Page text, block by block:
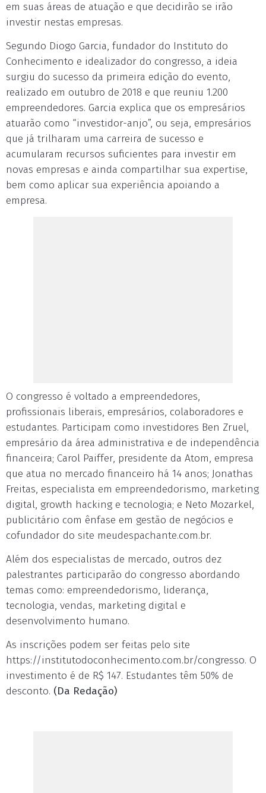
em suas áreas de atuação e que decidirão se irão
investir nestas empresas.
Segundo Diogo Garcia, fundador do Instituto do
Conhecimento e idealizador do congresso, a ideia
surgiu do sucesso da primeira edição do evento,
realizado em outubro de 2018 e que reuniu 1.200
empreendedores. Garcia explica que os empresários
atuarão como “investidor-anjo”, ou seja, empresários
que já trilharam uma carreira de sucesso e
acumularam recursos suficientes para investir em
novas empresas e ainda compartilhar sua expertise,
bem como aplicar sua experiência apoiando a
empresa.
O congresso é voltado a empreendedores,
profissionais liberais, empresários, colaboradores e
estudantes. Participam como investidores Ben Zruel,
empresário da área administrativa e de independência
financeira; Carol Paiffer, presidente da Atom, empresa
que atua no mercado financeiro há 14 anos; Jonathas
Freitas, especialista em empreendedorismo, marketing
digital, growth hacking e tecnologia; e Neto Mozarkel,
publicitário com ênfase em gestão de negócios e
cofundador do site meudespachante.com.br.
Além dos especialistas de mercado, outros dez
palestrantes participarão do congresso abordando
temas como: empreendedorismo, liderança,
tecnologia, vendas, marketing digital e
desenvolvimento humano.
As inscrições podem ser feitas pelo site
https://institutodoconhecimento.com.br/congresso. O
investimento é de R$ 147. Estudantes têm 50% de
desconto. (Da Redação)